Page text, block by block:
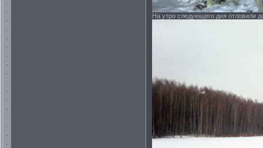
На утро следующего дня отловили